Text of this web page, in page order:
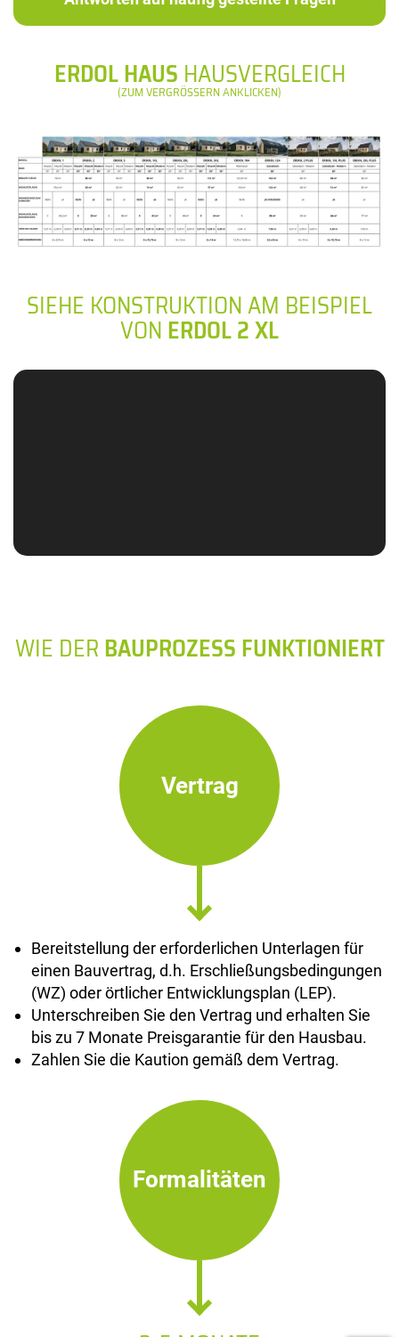
ERDOL HAUS HAUSVERGLEICH
(ZUM VERGRÖSSERN ANKLICKEN)
SIEHE KONSTRUKTION AM BEISPIEL
VONERDOL 2 XL
WIE DERBAUPROZESS FUNKTIONIERT
Vertrag
Bereitstellung der erforderlichen Unterlagen für
einen Bauvertrag, d.h. Erschließungsbedingungen
(WZ) oder örtlicher Entwicklungsplan (LEP).
Unterschreiben Sie den Vertrag und erhalten Sie
bis zu 7 Monate Preisgarantie für den Hausbau.
Zahlen Sie die Kaution gemäß dem Vertrag.
Formalitäten